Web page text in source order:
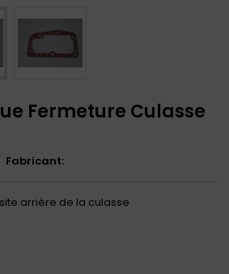
Fermeture Culasse
Fabricant:
arrière de la culasse